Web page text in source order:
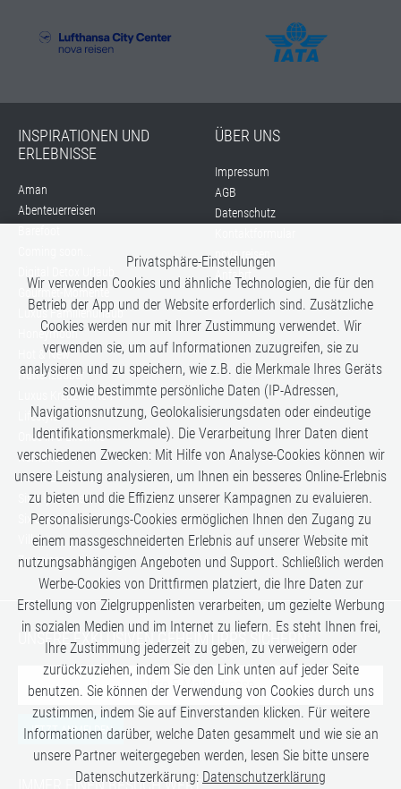
INSPIRATIONEN UND
ERLEBNISSE
Aman
Abenteuerreisen
Gourmet-Momente
Luxus Familienurlaub
Honeymoon
Hot & New
Hüttenzauber
Luxus Kreuzfahrten
Lifestyle
Once in a Lifetime
Romance
Safari-Erlebnisse
Simply the Best
Six Senses
Villen
Zugreisen
ÜBER UNS
Impressum
AGB
Datenschutz
nova reisen
Anfahrt
UNSERE EXKLUSIVEN GEHEIMTIPPS SICHERN:
JETZT ANMELDEN
IMMER EINEN BESUCH WERT:
Privatsphäre-Einstellungen
Wir verwenden Cookies und ähnliche Technologien, die für den
Betrieb der App und der Website erforderlich sind. Zusätzliche
Cookies werden nur mit Ihrer Zustimmung verwendet. Wir
verwenden sie, um auf Informationen zuzugreifen, sie zu
analysieren und zu speichern, wie z.B. die Merkmale Ihres Geräts
sowie bestimmte persönliche Daten (IP-Adressen,
Navigationsnutzung, Geolokalisierungsdaten oder eindeutige
Identifikationsmerkmale). Die Verarbeitung Ihrer Daten dient
verschiedenen Zwecken: Mit Hilfe von Analyse-Cookies können wir
unsere Leistung analysieren, um Ihnen ein besseres Online-Erlebnis
zu bieten und die Effizienz unserer Kampagnen zu evaluieren.
Personalisierungs-Cookies ermöglichen Ihnen den Zugang zu
einem massgeschneiderten Erlebnis auf unserer Website mit
nutzungsabhängigen Angeboten und Support. Schließlich werden
Werbe-Cookies von Drittfirmen platziert, die Ihre Daten zur
Erstellung von Zielgruppenlisten verarbeiten, um gezielte Werbung
in sozialen Medien und im Internet zu liefern. Es steht Ihnen frei,
Ihre Zustimmung jederzeit zu geben, zu verweigern oder
zurückzuziehen, indem Sie den Link unten auf jeder Seite
benutzen. Sie können der Verwendung von Cookies durch uns
zustimmen, indem Sie auf Einverstanden klicken. Für weitere
Informationen darüber, welche Daten gesammelt und wie sie an
unsere Partner weitergegeben werden, lesen Sie bitte unsere
Datenschutzerkärung: Datenschutzerklärung